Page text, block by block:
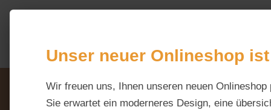
Hauptinhalt springen
Zur Suche springen
Unsere VorteileBeratung via WhatsApp:
0176 / 99 66 31 80
Unser neuer Onlineshop
Wir freuen uns, Ihnen unseren neuen
Sie erwartet ein moderneres Design, eine